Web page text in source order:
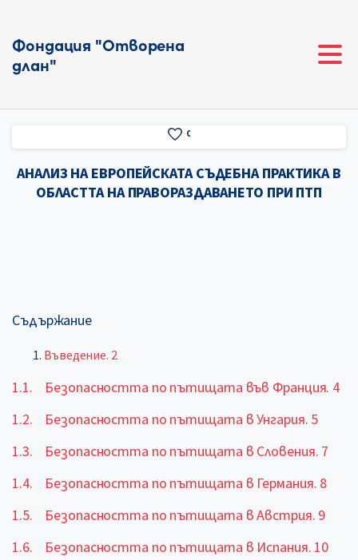
Фондация "Отворена
длан"
0
АНАЛИЗ НА ЕВРОПЕЙСКАТА СЪДЕБНА ПРАКТИКА В
ОБЛАСТТА НА ПРАВОРАЗДАВАНЕТО ПРИ ПТП
Съдържание
Въведение. 2
1.1. Безопасността по пътищата във Франция. 4
1.2. Безопасността по пътищата в Унгария. 5
1.3. Безопасността по пътищата в Словения. 7
1.4. Безопасността по пътищата в Германия. 8
1.5. Безопасността по пътищата в Австрия. 9
1.6. Безопасността по пътищата в Испания. 10